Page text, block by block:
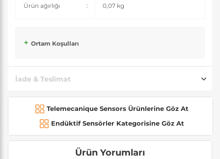
Ürün ağırlığı : 0,07 kg
Ortam Koşulları
İade & Teslimat
Telemecanique Sensors Ürünlerine Göz At
Endüktif Sensörler Kategorisine Göz At
Ürün Yorumları